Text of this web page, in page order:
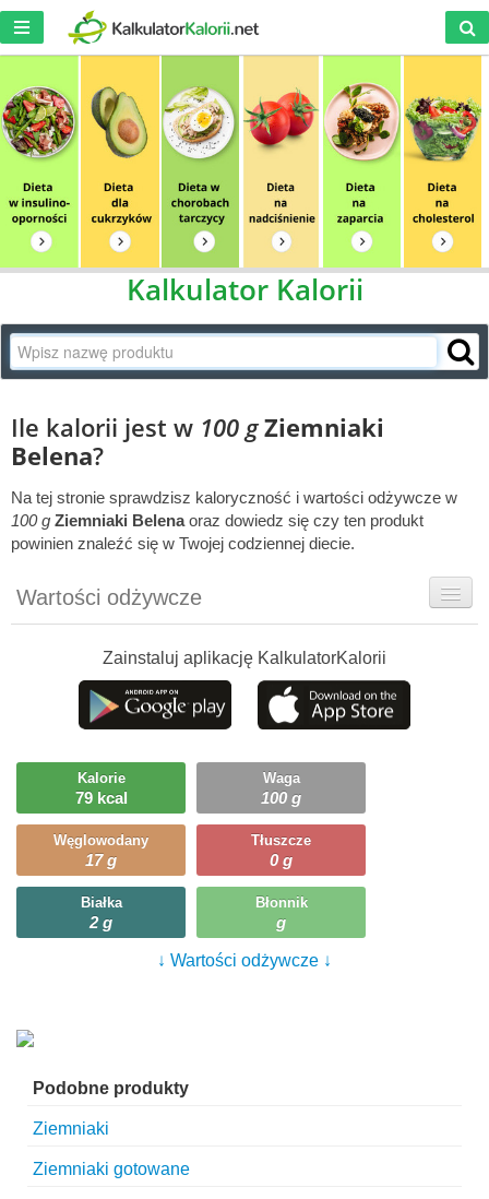
Kalkulator Kalorii
Ile kalorii jest w 100 g Ziemniaki
Belena?
Na tej stronie sprawdzisz kaloryczność i wartości odżywcze w
100 g Ziemniaki Belenaoraz dowiedz się czy ten produkt
powinien znaleźć się w Twojej codziennej diecie.
Wartości odżywcze
Ciekawostki
Ile możesz zjeść?
Zainstaluj aplikację KalkulatorKalorii
Kalorie
79 kcal
Waga
100 g
Węglowodany
17 g
Tłuszcze
0 g
Białka
2 g
Błonnik
g
↓ Wartości odżywcze ↓
Podobne produkty
Ziemniaki
Ziemniaki gotowane